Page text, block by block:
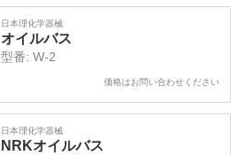
日本理化学器械
オイルバス
型番: W-2
価格はお問い合わせください
日本理化学器械
NRKオイルバス